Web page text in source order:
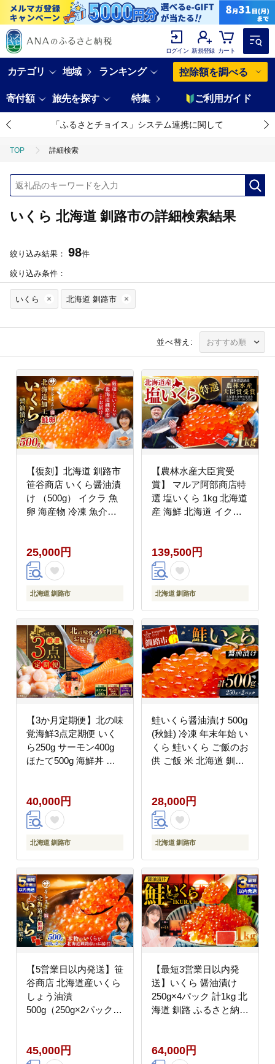
ログイン 新規登録 カート
カテゴリ 地域 ランキング 控除額を調べる
寄付額 旅先を探す 特集 ご利用ガイド
「ふるさとチョイス」システム連携に関して
TOP 詳細検索
いくら 北海道 釧路市の詳細検索結果
絞り込み結果： 98件
絞り込み条件：
いくら 北海道 釧路市
並べ替え:
【復刻】北海道 釧路市
笹谷商店 いくら醤油漬
け （500g） イクラ 魚
卵 海産物 冷凍 魚介類
25,000円
北海道 釧路市
【農林水産大臣賞受
賞】 マルア阿部商店特
選 塩いくら 1kg 北海道
産 海鮮 北海道 イクラ
飯のお供 小分け
139,500円
北海道 釧路市
【3か月定期便】北の味
覚海鮮3点定期便 いく
ら250g サーモン400g
ほたて500g 海鮮丼 セ
鮮醤油漬 刺身 福袋 定
期便 頒布会 3か月 3回
40,000円
北海道 釧路市
鮭いくら醤油漬け 500g
(秋鮭) 冷凍 年末年始 い
くら 鮭いくら ご飯のお
供 ご飯 米 北海道 釧路
28,000円
北海道 釧路市
【5営業日以内発送】笹
谷商店 北海道産いくら
しょう油漬
500g（250g×2パック入
45,000円
【最短3営業日以内発
送】いくら 醤油漬け
250g×4パック 計1kg 北
海道 釧路 ふるさと納税
魚卵 海産物 F5F-0100
64,000円